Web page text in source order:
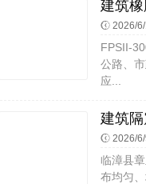
2026/
FPSII-
公路、
应...
2026/
临漳县
布均匀